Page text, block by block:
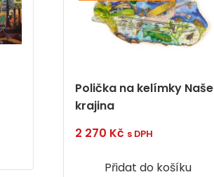
Polička na kelímky Naše
krajina
2 270 Kč s DPH
Přidat do košíku